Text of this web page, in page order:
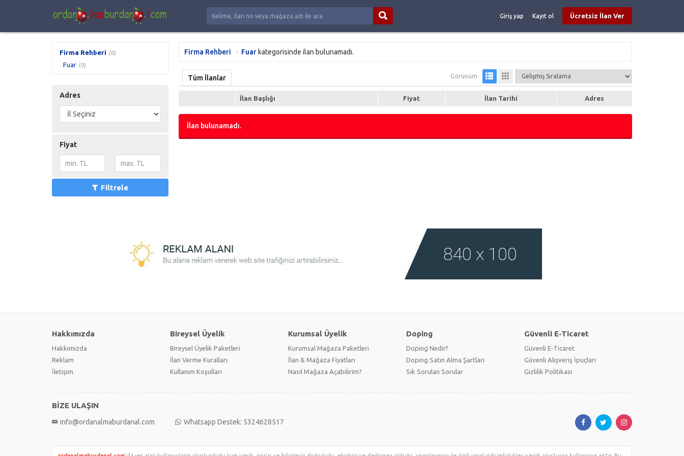
Giriş yap Kayıt ol Ücretsiz İlan Ver
Firma Rehberi (0)
Fuar (0)
Adres
Fiyat
Filtrele
Firma Rehberi Fuar kategorisinde ilan bulunamadı.
Tüm İlanlar Görünüm
İlan Başlığı Fiyat İlan Tarihi Adres
İlan bulunamadı.
Hakkımızda
Hakkımızda
Reklam
İletişim
Bireysel Üyelik
Bireysel Üyelik Paketleri
İlan Verme Kuralları
Kullanım Koşulları
Kurumsal Üyelik
Kurumsal Mağaza Paketleri
İlan & Mağaza Fiyatları
Nasıl Mağaza Açabilirim?
Doping
Doping Nedir?
Doping Satın Alma Şartları
Sık Sorulan Sorular
Güvenli E-Ticaret
Güvenli E-Ticaret
Güvenli Alışveriş İpuçları
Gizlilik Politikası
BİZE ULAŞIN
info@ordanalmaburdanal.com Whatsapp Destek: 5324628517